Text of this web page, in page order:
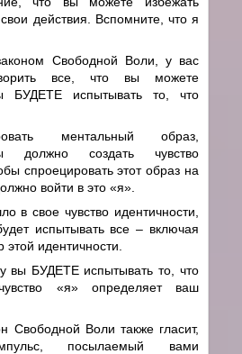
свои действия. Вспомните, что я
Свободной Воли, у вас
все, что вы можете
БУДЕТЕ испытывать то, что
ментальный образ,
должно создать чувство
спроецировать этот образ на
войти в это «я».
в свое чувство идентичности,
испытывать все – включая
идентичности.
БУДЕТЕ испытывать то, что
«я» определяет ваш
Свободной Воли также гласит,
посылаемый вами